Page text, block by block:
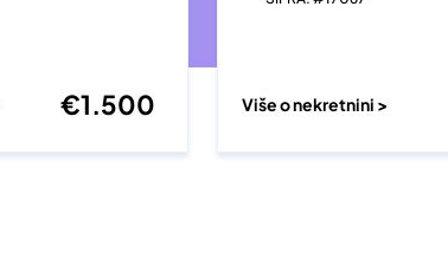
€1.500 Više o nekretnini >